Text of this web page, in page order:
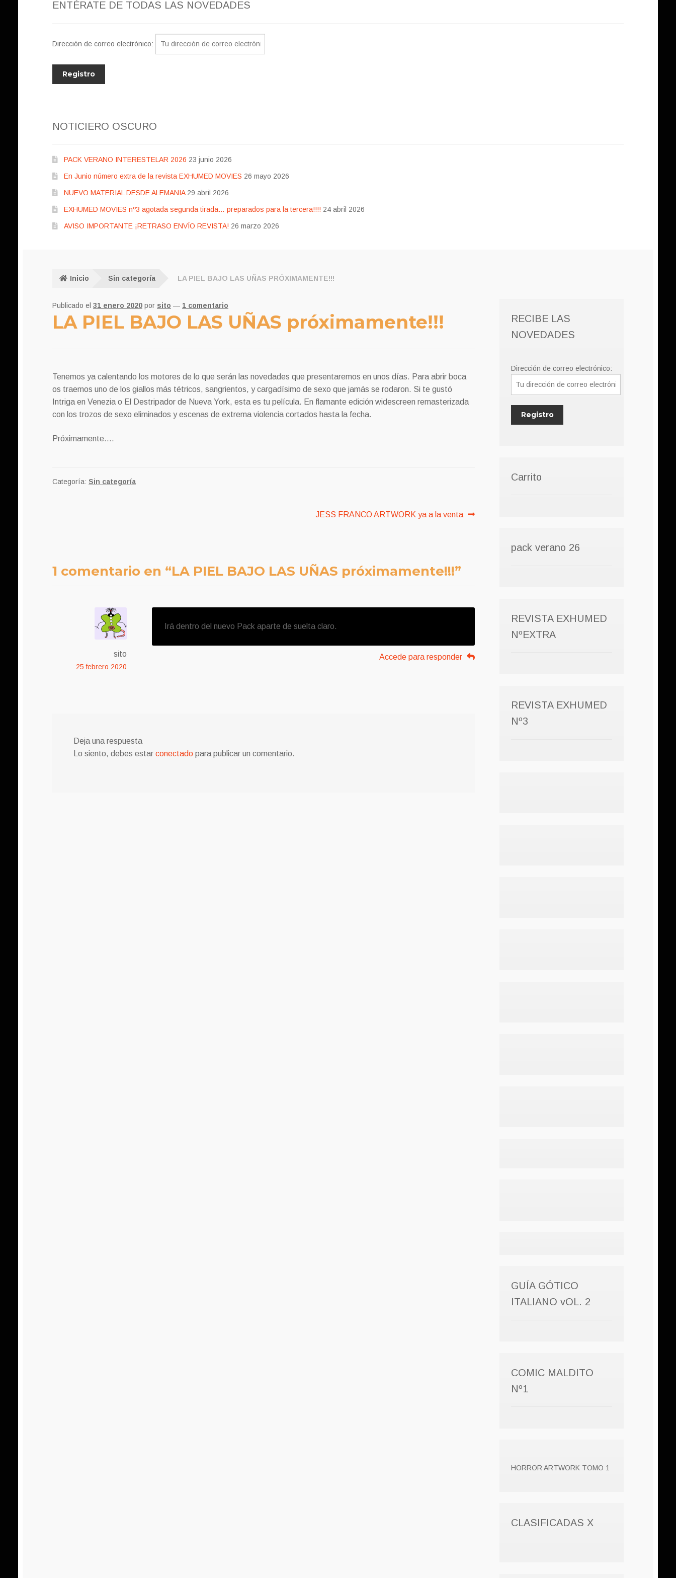
ENTÉRATE DE TODAS LAS NOVEDADES
Dirección de correo electrónico:
NOTICIERO OSCURO
PACK VERANO INTERESTELAR 2026 23 junio 2026
En Junio número extra de la revista EXHUMED MOVIES 26 mayo 2026
NUEVO MATERIAL DESDE ALEMANIA 29 abril 2026
EXHUMED MOVIES nº3 agotada segunda tirada… preparados para la tercera!!!! 24 abril 2026
AVISO IMPORTANTE ¡RETRASO ENVÍO REVISTA! 26 marzo 2026
Inicio Sin categoría LA PIEL BAJO LAS UÑAS PRÓXIMAMENTE!!!
Publicado el 31 enero 2020 por sito — 1 comentario
LA PIEL BAJO LAS UÑAS próximamente!!!
Tenemos ya calentando los motores de lo que serán las novedades que presentaremos en unos días. Para abrir boca
os traemos uno de los giallos más tétricos, sangrientos, y cargadísimo de sexo que jamás se rodaron. Si te gustó
Intriga en Venezia o El Destripador de Nueva York, esta es tu película. En flamante edición widescreen remasterizada
con los trozos de sexo eliminados y escenas de extrema violencia cortados hasta la fecha.
Próximamente….
Categoría: Sin categoría
Siguiente:
JESS FRANCO ARTWORK ya a la venta
1 comentario en “LA PIEL BAJO LAS UÑAS próximamente!!!”
sito
25 febrero 2020
Irá dentro del nuevo Pack aparte de suelta claro.
Accede para responder
Deja una respuesta
Lo siento, debes estar conectadopara publicar un comentario.
RECIBE LAS
NOVEDADES
Dirección de correo electrónico:
Carrito
pack verano 26
REVISTA EXHUMED
NºEXTRA
REVISTA EXHUMED
Nº3
GUÍA GÓTICO
ITALIANO vOL. 2
COMIC MALDITO
Nº1
HORROR ARTWORK TOMO 1
CLASIFICADAS X